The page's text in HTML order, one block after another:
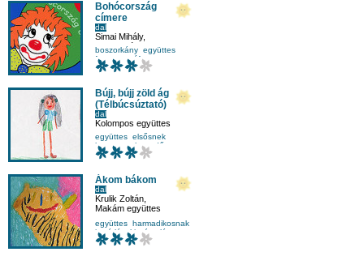
Bohócország
címere
dal
Simai Mihály,
Palinta Társulat
boszorkány együttes
farsang
tréfa
Bújj, bújj zöld ág
(Télbúcsúztató)
dal
Kolompos együttes
együttes elsősnek
hangszer hegedű
Ákom bákom
dal
Krulik Zoltán
Makám együttes
együttes harmadikosnak
ismétlés
kiszámoló